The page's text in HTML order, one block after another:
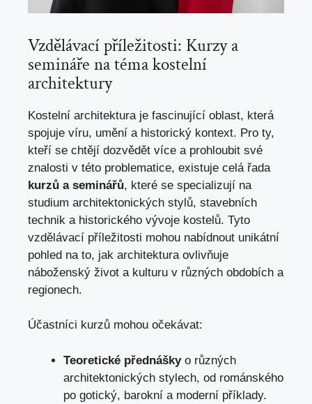
Vzdělávací⁣ příležitosti:⁢ Kurzy a
semináře na​ téma kostelní
architektury
Kostelní architektura je fascinující oblast, která
spojuje‍ víru, umění a historický kontext. Pro ty,
kteří ⁣se chtějí⁤ dozvědět více a prohloubit​ své
znalosti v této problematice, existuje celá řada
kurzů a seminářů, ‌které se specializují na
studium architektonických stylů, stavebních⁤
technik a historického vývoje kostelů.⁣ Tyto
vzdělávací příležitosti mohou nabídnout unikátní
pohled na‍ to, jak architektura ovlivňuje
náboženský život a kulturu ⁢v různých ​obdobích a
regionech.
Účastníci​ kurzů mohou očekávat:
Teoretické přednáškyo různých
architektonických stylech, od románského
po ‌gotický, barokní ​a moderní ⁢příklady.